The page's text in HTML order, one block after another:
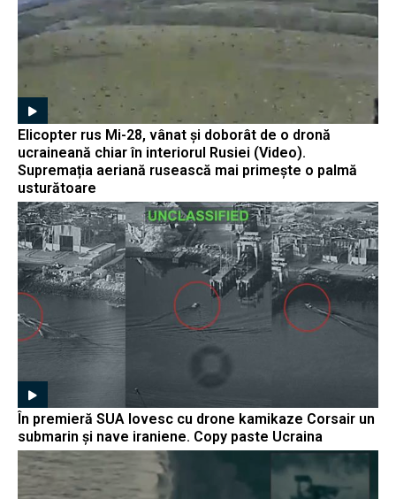
Elicopter rus Mi-28, vânat și doborât de o dronă
ucraineană chiar în interiorul Rusiei (Video).
Supremația aeriană rusească mai primește o palmă
usturătoare
În premieră SUA lovesc cu drone kamikaze Corsair un
submarin și nave iraniene. Copy paste Ucraina